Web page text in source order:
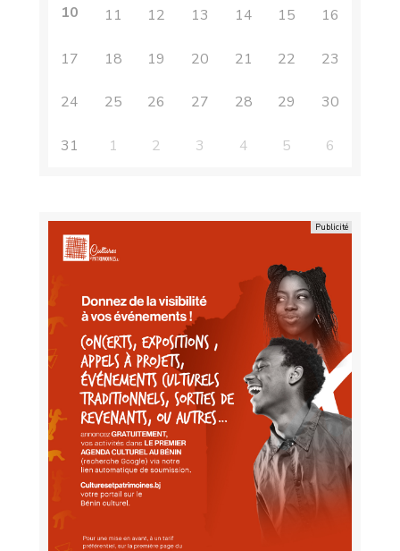
10 11 12 13 14 15 16
17 18 19 20 21 22 23
24 25 26 27 28 29 30
31 1 2 3 4 5 6